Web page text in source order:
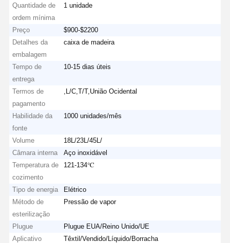
Quantidade de
ordem mínima
1 unidade
Preço
$900-$2200
Detalhes da
embalagem
caixa de madeira
Tempo de
entrega
10-15 dias úteis
Termos de
pagamento
,L/C,T/T,União Ocidental
Habilidade da
fonte
1000 unidades/mês
Volume
18L/23L/45L/
Câmara interna
Aço inoxidável
Temperatura de
cozimento
121-134℃
Tipo de energia
Elétrico
Método de
esterilização
Pressão de vapor
Plugue
Plugue EUA/Reino Unido/UE
Aplicativo
Têxtil/Vendido/Líquido/Borracha